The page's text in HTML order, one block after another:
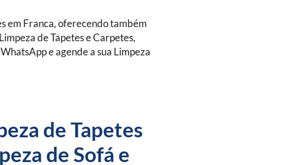
em Franca, oferecendo também
de Tapetes e Carpetes,
e agende a sua Limpeza
de Tapetes
de Sofá e